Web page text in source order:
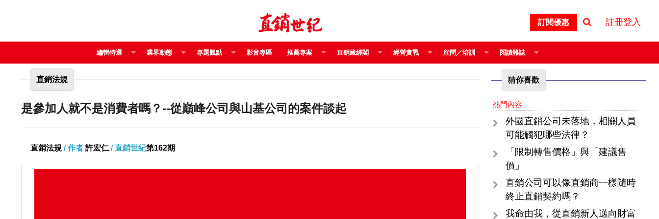
訂閱優惠 註冊登入
編輯特選 業界動態 專題觀點 影音專區 推薦專案 直銷藏經閣 經營實戰 顧問／培訓 閱讀雜誌
直銷法規
是參加人就不是消費者嗎？--從巔峰公司與山基公司的案件談起
直銷法規 / 作者 許宏仁 / 直銷世紀第162期
猜你喜歡
熱門內容
外國直銷公司未落地，相關人員
可能觸犯哪些法律？
「限制轉售價格」與「建議售
價」
直銷公司可以像直銷商一樣隨時
終止直銷契約嗎？
我命由我，從直銷新人邁向財富